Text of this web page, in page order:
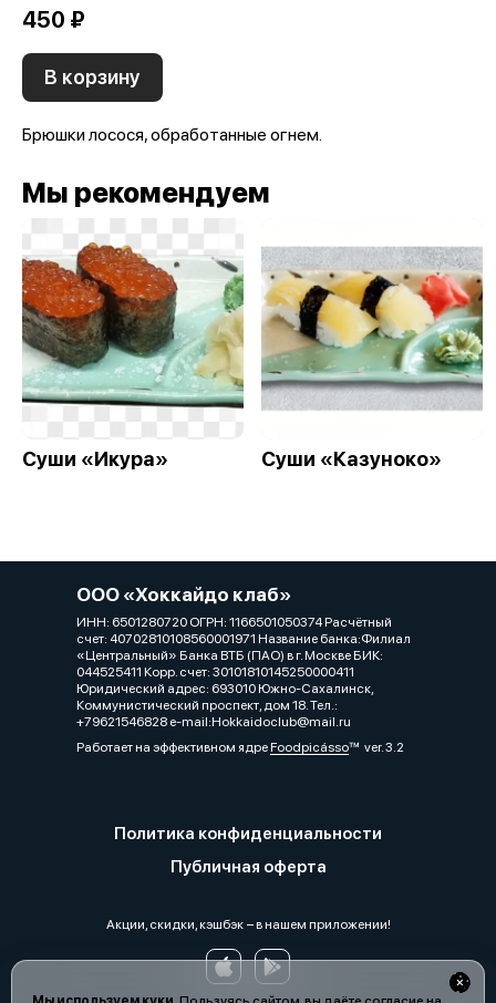
450 ₽
В корзину
Брюшки лосося, обработанные огнем.
Мы рекомендуем
Суши «Икура» Суши «Казуноко»
ООО «Хоккайдо клаб»
ИНН: 6501280720 ОГРН: 1166501050374 Расчётный
счет: 40702810108560001971 Название банка:Филиал
«Центральный» Банка ВТБ (ПАО) в г. Москве БИК:
044525411 Корр. счет: 30101810145250000411
Юридический адрес: 693010 Южно-Сахалинск,
Коммунистический проспект, дом 18. Тел.:
+79621546828 e-mail:Hokkaidoclub@mail.ru
Работает на эффективном ядреFoodpicássover. 3.2
Политика конфиденциальности
Публичная оферта
Акции, скидки, кэшбэк − в нашем приложении!